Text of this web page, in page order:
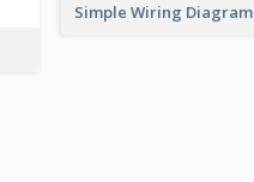
Simple Wiring Diagram